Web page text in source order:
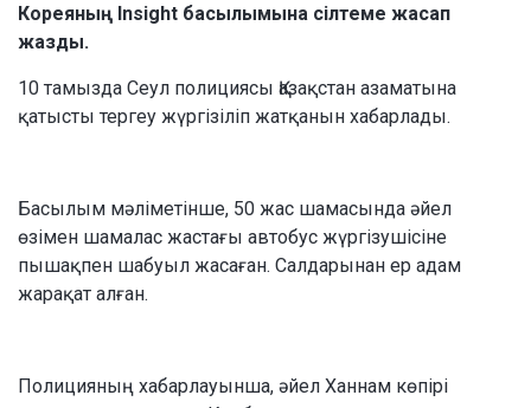
Кореяның Insight басылымына сілтеме жасап
жазды.
10 тамызда Сеул полициясы Қазақстан азаматына
қатысты тергеу жүргізіліп жатқанын хабарлады.
Басылым мәліметінше, 50 жас шамасында әйел
өзімен шамалас жастағы автобус жүргізушісіне
пышақпен шабуыл жасаған. Салдарынан ер адам
жарақат алған.
Полицияның хабарлауынша, әйел Ханнам көпірі